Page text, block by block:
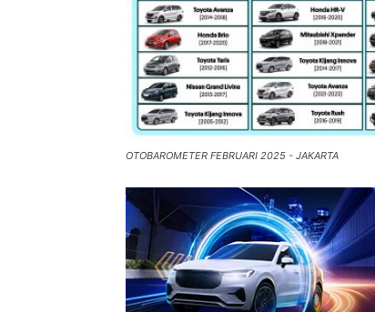
OTOBAROMETER FEBRUARI 2025 - JAKARTA